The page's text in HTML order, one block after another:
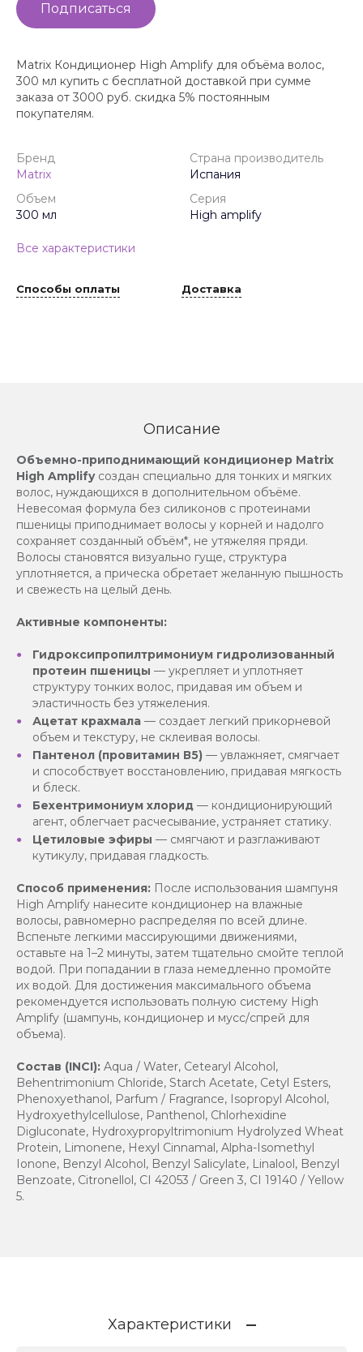
Подписаться
Matrix Кондиционер High Amplify для объёма волос,
300 мл купить с бесплатной доставкой при сумме
заказа от 3000 руб. скидка 5% постоянным
покупателям.
Бренд
Matrix
Страна производитель
Испания
Объем
300 мл
Серия
High amplify
Все характеристики
Способы оплаты Доставка
Описание
Объемно-приподнимающий кондиционер Matrix
High Amplifyсоздан специально для тонких и мягких
волос, нуждающихся в дополнительном объёме.
Невесомая формула без силиконов с протеинами
пшеницы приподнимает волосы у корней и надолго
сохраняет созданный объём*, не утяжеляя пряди.
Волосы становятся визуально гуще, структура
уплотняется, а прическа обретает желанную пышность
и свежесть на целый день.
Активные компоненты:
Гидроксипропилтримониум гидролизованный
протеин пшеницы — укрепляет и уплотняет
структуру тонких волос, придавая им объем и
эластичность без утяжеления.
Ацетат крахмала — создает легкий прикорневой
объем и текстуру, не склеивая волосы.
Пантенол (провитамин В5) — увлажняет, смягчает
и способствует восстановлению, придавая мягкость
и блеск.
Бехентримониум хлорид — кондиционирующий
агент, облегчает расчесывание, устраняет статику.
Цетиловые эфиры — смягчают и разглаживают
кутикулу, придавая гладкость.
Способ применения: После использования шампуня
High Amplify нанесите кондиционер на влажные
волосы, равномерно распределяя по всей длине.
Вспеньте легкими массирующими движениями,
оставьте на 1–2 минуты, затем тщательно смойте теплой
водой. При попадании в глаза немедленно промойте
их водой. Для достижения максимального объема
рекомендуется использовать полную систему High
Amplify (шампунь, кондиционер и мусс/спрей для
объема).
Состав (INCI): Aqua / Water, Cetearyl Alcohol,
Behentrimonium Chloride, Starch Acetate, Cetyl Esters,
Phenoxyethanol, Parfum / Fragrance, Isopropyl Alcohol,
Hydroxyethylcellulose, Panthenol, Chlorhexidine
Digluconate, Hydroxypropyltrimonium Hydrolyzed Wheat
Protein, Limonene, Hexyl Cinnamal, Alpha-Isomethyl
Ionone, Benzyl Alcohol, Benzyl Salicylate, Linalool, Benzyl
Benzoate, Citronellol, CI 42053 / Green 3, CI 19140 / Yellow
5.
Характеристики